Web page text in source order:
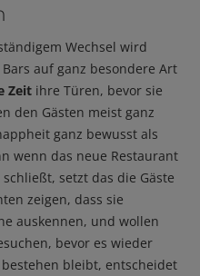
Wechsel wird
auf ganz besondere Art
Zeit ihre Türen, bevor sie
den Gästen meist ganz
ganz bewusst als
wenn das neue Restaurant
setzt das die Gäste
zeigen, dass sie
auskennen, und wollen
bevor es wieder
bleibt, entscheidet